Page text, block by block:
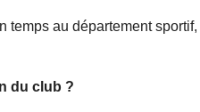
temps au département
du club ?